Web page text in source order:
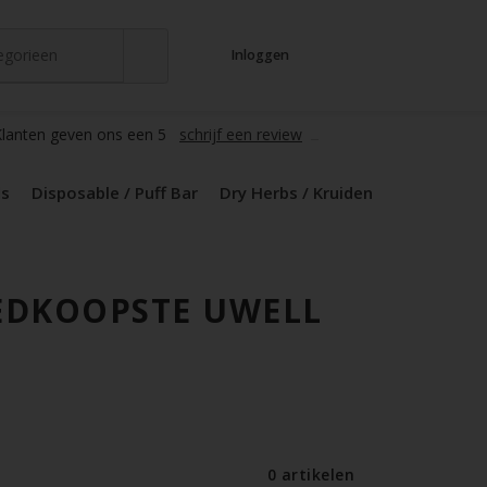
Inloggen
geven ons een 5 schrijf een review
Disposable / Puff Bar Dry Herbs / Kruiden
UWELL
0 artikelen